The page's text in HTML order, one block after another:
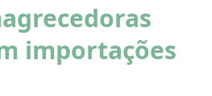
importações